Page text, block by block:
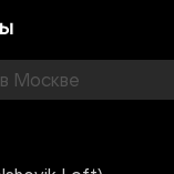
в Москве